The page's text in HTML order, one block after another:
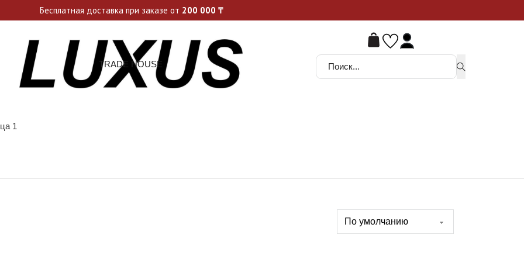
акции и спецпредложения каждую неделю, не пропусти свой шанс
TRADE HOUSE Поиск ...
1
Бесплатная доставка при заказе от 200 000 ₸